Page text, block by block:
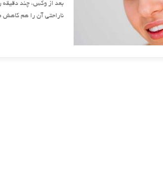
بعد از وکس، چند دقیقه
ناراحتی آن را هم